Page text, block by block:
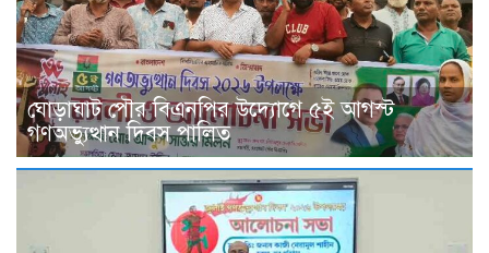
ঘোড়াঘাট পৌর বিএনপির উদ্যোগে ৫ই আগস্ট
গণঅভ্যুত্থান দিবস পালিত